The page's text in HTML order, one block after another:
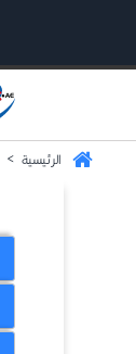
الرئيسية >